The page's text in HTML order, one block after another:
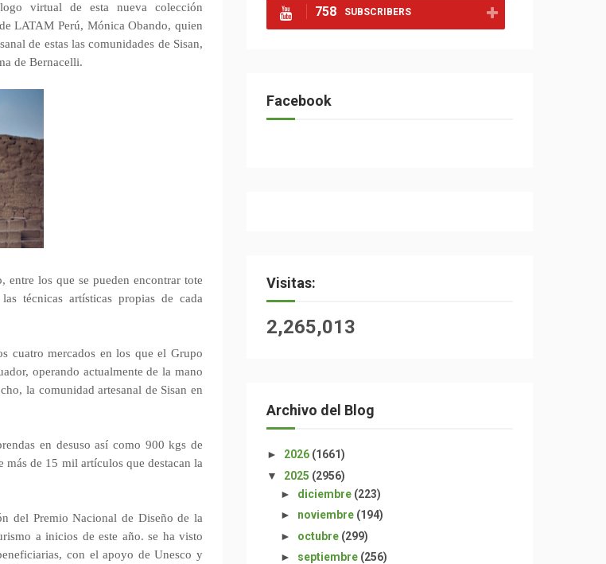
virtual de esta nueva colección
LATAM Perú, Mónica Obando, quien
de estas las comunidades de Sisan,
de Bernacelli.
los que se pueden encontrar tote
técnicas artísticas propias de cada
cuatro mercados en los que el Grupo
operando actualmente de la mano
la comunidad artesanal de Sisan en
en desuso así como 900 kgs de
más de 15 mil artículos que destacan la
del Premio Nacional de Diseño de la
a inicios de este año. se ha visto
con el apoyo de Unesco y
758 SUBSCRIBERS
Facebook
Visitas:
2,265,013
Archivo del Blog
► 2026 (1661)
▼ 2025 (2956)
► diciembre (223)
► noviembre (194)
► octubre (299)
► septiembre (256)